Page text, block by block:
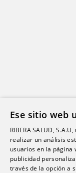
Ese sitio web
RIBERA SALUD,
realizar un análisis
usuarios en la página
publicidad
través de la opción a